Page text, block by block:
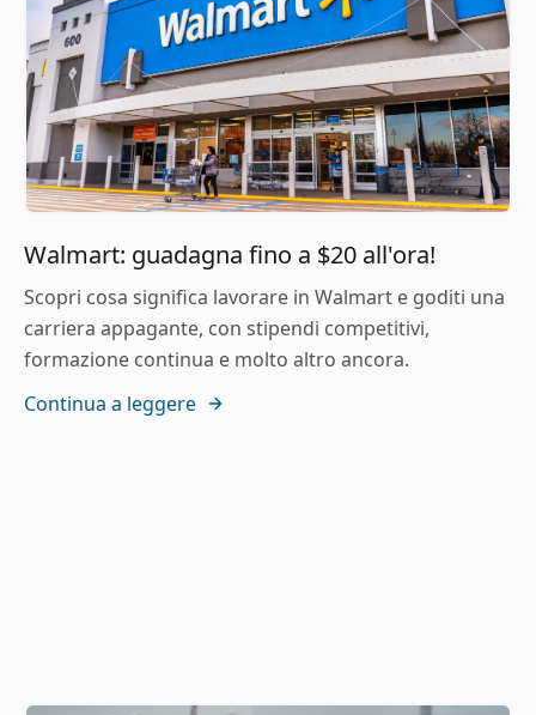
Walmart: guadagna fino a $20 all'ora!
Scopri cosa significa lavorare in Walmart e goditi una
carriera appagante, con stipendi competitivi,
formazione continua e molto altro ancora.
Continua a leggere